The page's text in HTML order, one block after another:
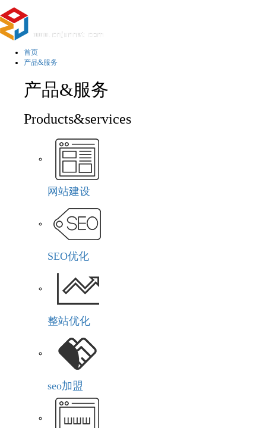
首页
产品&服务
产品&服务
Products&services
网站建设
SEO优化
整站优化
seo加盟